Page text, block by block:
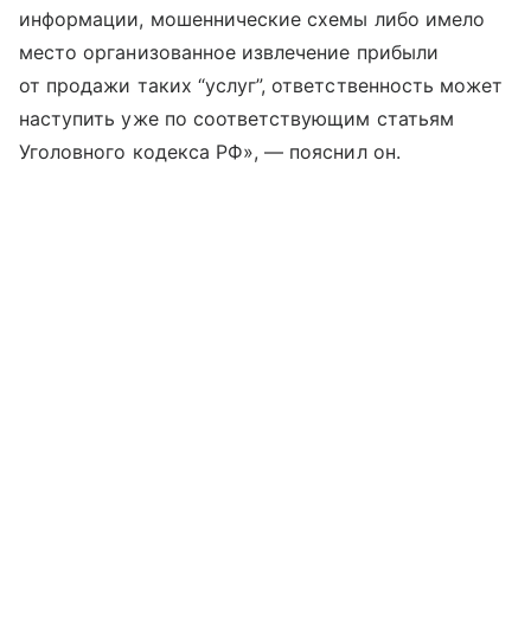
информации, мошеннические схемы либо имело
место организованное извлечение прибыли
от продажи таких “услуг”, ответственность может
наступить уже по соответствующим статьям
Уголовного кодекса РФ», — пояснил он.